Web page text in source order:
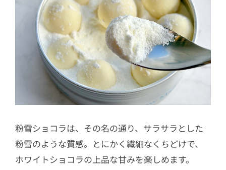
粉雪ショコラは、その名の通り、サラサラとした
粉雪のような質感。とにかく繊細なくちどけで、
ホワイトショコラの上品な甘みを楽しめます。